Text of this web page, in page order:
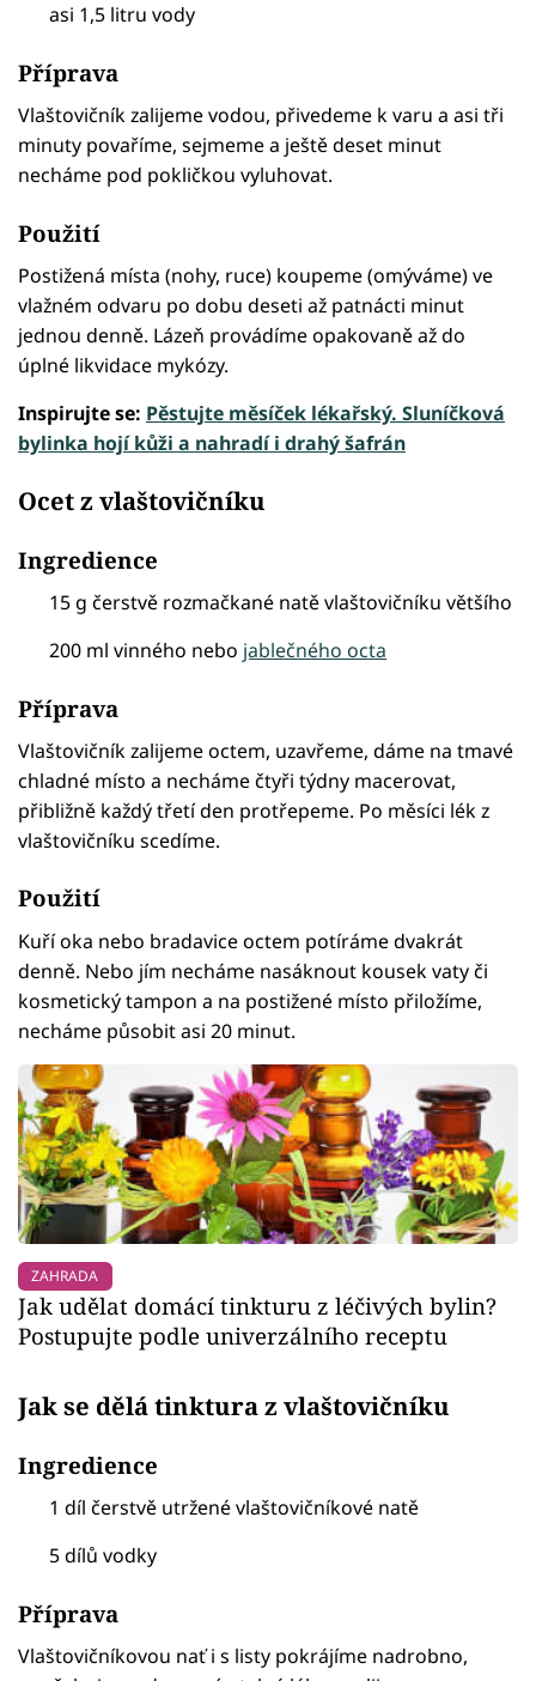
asi 1,5 litru vody
Příprava
Vlaštovičník zalijeme vodou, přivedeme k varu a asi tři
minuty povaříme, sejmeme a ještě deset minut
necháme pod pokličkou vyluhovat.
Použití
Postižená místa (nohy, ruce) koupeme (omýváme) ve
vlažném odvaru po dobu deseti až patnácti minut
jednou denně. Lázeň provádíme opakovaně až do
úplné likvidace mykózy.
Inspirujte se: Pěstujte měsíček lékařský. Sluníčková
bylinka hojí kůži a nahradí i drahý šafrán
Ocet z vlaštovičníku
Ingredience
15 g čerstvě rozmačkané natě vlaštovičníku většího
200 ml vinného nebo jablečného octa
Příprava
Vlaštovičník zalijeme octem, uzavřeme, dáme na tmavé
chladné místo a necháme čtyři týdny macerovat,
přibližně každý třetí den protřepeme. Po měsíci lék z
vlaštovičníku scedíme.
Použití
Kuří oka nebo bradavice octem potíráme dvakrát
denně. Nebo jím necháme nasáknout kousek vaty či
kosmetický tampon a na postižené místo přiložíme,
necháme působit asi 20 minut.
ZAHRADA
Jak udělat domácí tinkturu z léčivých bylin?
Postupujte podle univerzálního receptu
Jak se dělá tinktura z vlaštovičníku
Ingredience
1 díl čerstvě utržené vlaštovičníkové natě
5 dílů vodky
Příprava
Vlaštovičníkovou nať i s listy pokrájíme nadrobno,